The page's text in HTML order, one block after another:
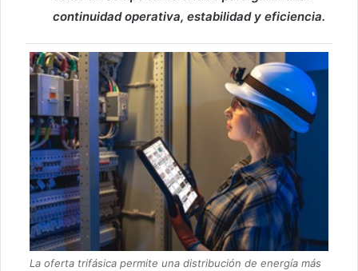
continuidad operativa, estabilidad y eficiencia.
La oferta trifásica permite una distribución de energía más